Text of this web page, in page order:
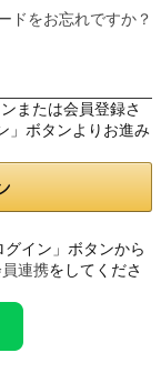
ドをお忘れですか？
または会員登録さ
」ボタンよりお進み
イン」ボタンから
連携をしてくださ